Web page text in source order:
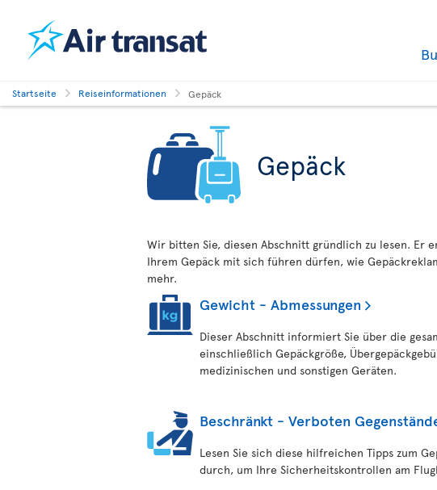
Startseite Reiseinformationen Gepäck
Gepäck
Wir bitten Sie, diesen Abschnitt gründlich zu lesen. Er
Ihrem Gepäck mit sich führen dürfen, wie
mehr.
Gewicht - Abmessungen
Dieser Abschnitt informiert Sie über die
einschließlich Gepäckgröße,
medizinischen und sonstigen Geräten.
Beschränkt - Verboten
Lesen Sie sich diese hilfreichen Tipps zum
durch, um Ihre Sicherheitskontrollen am